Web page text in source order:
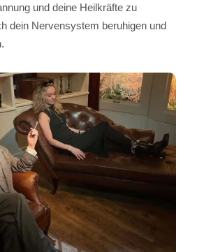
und deine Heilkräfte zu
dein Nervensystem beruhigen und